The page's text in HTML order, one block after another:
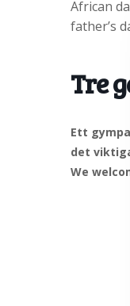
African
father’s
Tre
Ett
det
We